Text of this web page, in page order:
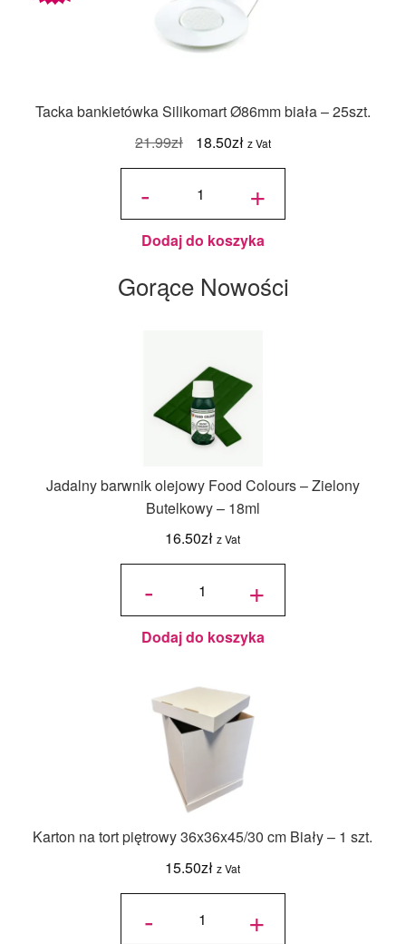
Tacka bankietówka Silikomart Ø86mm biała – 25szt.
21.99zł
Pierwotna
cena
wynosiła:
18.50złAktualna
cena
18.50zł.
z Vat
-
ilość Tacka
Ø86mm
biała - +
Dodaj do koszyka
Gorące Nowości
Jadalny barwnik olejowy Food Colours – Zielony
Butelkowy – 18ml
16.50zł z Vat
-
ilość
olejowy
Food
Colours -
Zielony
Butelkowy
+
Dodaj do koszyka
Karton na tort piętrowy 36x36x45/30 cm Biały – 1 szt.
15.50zł z Vat
-
ilość Karton
36x36x45/30
cm Biały - 1
szt. +